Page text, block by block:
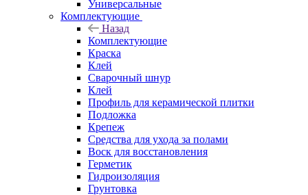
Универсальные
Комплектующие
Назад
Комплектующие
Краска
Клей
Сварочный шнур
Клей
Профиль для керамической плитки
Подложка
Крепеж
Средства для ухода за полами
Воск для восстановления
Герметик
Гидроизоляция
Грунтовка